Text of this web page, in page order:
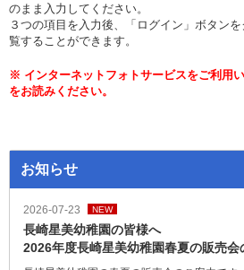
のまま入力してください。
３つの項目を入力後、「ログイン」ボタン
覧することができます。
※ インターネットフォトサービスをご利用
をお読みください。
お知らせ
2026-07-23 NEW
長崎星美幼稚園の皆様へ
2026年度長崎星美幼稚園春夏の販売会